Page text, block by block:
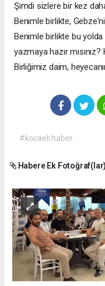
Şimdi sizlere bir kez
Benimle birlikte,
Benimle birlikte bu
yazmaya hazır
Birliğimiz daim,
#kocaeli haber
Habere Ek Fotoğraf(lar)